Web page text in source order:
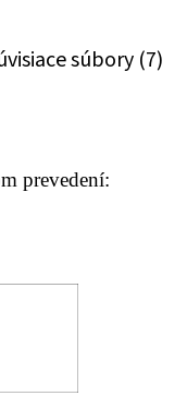
súbory (7)
prevedení: